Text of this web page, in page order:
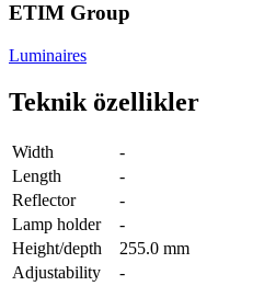
ETIM Group
Luminaires
Teknik özellikler
Width
-
Length
-
Reflector
-
Lamp holder
-
Height/depth
255.0 mm
Adjustability
-